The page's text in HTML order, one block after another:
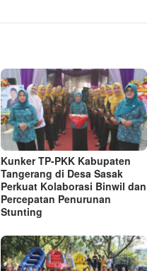
Kunker TP-PKK Kabupaten
Tangerang di Desa Sasak
Perkuat Kolaborasi Binwil dan
Percepatan Penurunan
Stunting